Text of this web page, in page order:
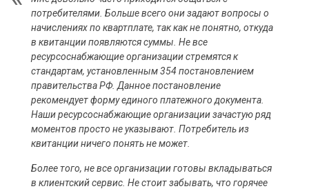
потребителями. Больше всего они задают вопросы о
начислениях по квартплате, так как не понятно, откуда
в квитанции появляются суммы. Не все
ресурсоснабжающие организации стремятся к
стандартам, установленным 354 постановлением
правительства РФ. Данное постановление
рекомендует форму единого платежного документа.
Наши ресурсоснабжающие организации зачастую ряд
моментов просто не указывают. Потребитель из
квитанции ничего понять не может.
Более того, не все организации готовы вкладываться
в клиентский сервис. Не стоит забывать, что горячее